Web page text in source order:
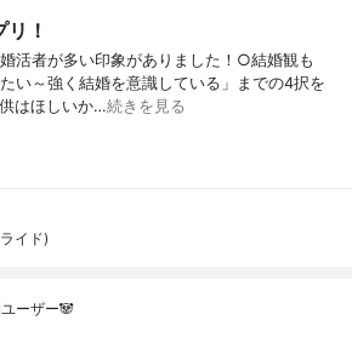
！
活者が多い印象がありました！○結婚観も
い～強く結婚を意識している」までの4択を
はほしいか…続きを見る
イド)
ーザー🐼